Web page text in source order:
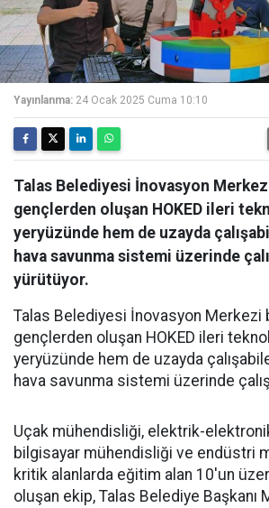
Yayınlanma: 24 Ocak 2025 Cuma 10:10
Talas Belediyesi İnovasyon
gençlerden oluşan HOKED ileri
yeryüzünde hem de uzayda
hava savunma sistemi üzerinde
yürütüyor.
Talas Belediyesi İnovasyon Merkezi
gençlerden oluşan HOKED ileri
yeryüzünde hem de uzayda
hava savunma sistemi üzerinde
Uçak mühendisliği, elektrik-
bilgisayar mühendisliği ve endüstri
kritik alanlarda eğitim alan 10'un
oluşan ekip, Talas Belediye Başkanı